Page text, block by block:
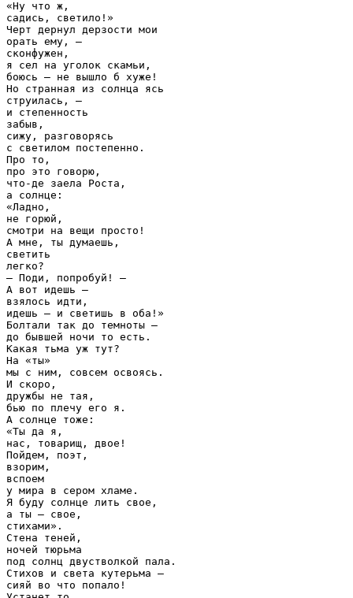
«Ну что ж,
садись, светило!»
Черт дернул дерзости мои
орать ему, —
сконфужен,
я сел на уголок скамьи,
боюсь — не вышло б хуже!
Но странная из солнца ясь
струилась, —
и степенность
забыв,
сижу, разговорясь
с светилом постепенно.
Про то,
про это говорю,
что-де заела Роста,
а солнце:
«Ладно,
не горюй,
смотри на вещи просто!
А мне, ты думаешь,
светить
легко?
— Поди, попробуй! —
А вот идешь —
взялось идти,
идешь — и светишь в оба!»
Болтали так до темноты —
до бывшей ночи то есть.
Какая тьма уж тут?
На «ты»
мы с ним, совсем освоясь.
И скоро,
дружбы не тая,
бью по плечу его я.
А солнце тоже:
«Ты да я,
нас, товарищ, двое!
Пойдем, поэт,
взорим,
вспоем
у мира в сером хламе.
Я буду солнце лить свое,
а ты — свое,
стихами».
Стена теней,
ночей тюрьма
под солнц двустволкой пала.
Стихов и света кутерьма —
сияй во что попало!